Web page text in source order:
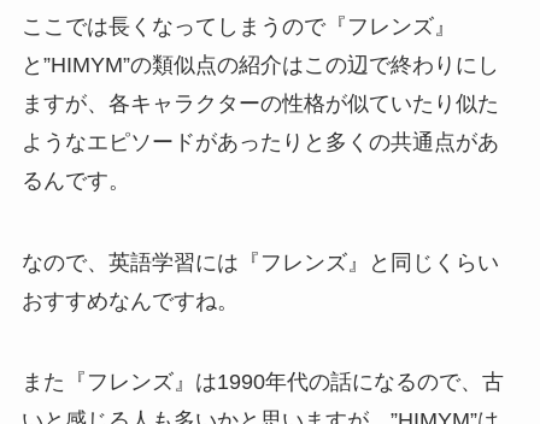
ここでは長くなってしまうので『フレンズ』
と”HIMYM”の類似点の紹介はこの辺で終わりにし
ますが、各キャラクターの性格が似ていたり似た
ようなエピソードがあったりと多くの共通点があ
るんです。
なので、英語学習には『フレンズ』と同じくらい
おすすめなんですね。
また『フレンズ』は1990年代の話になるので、古